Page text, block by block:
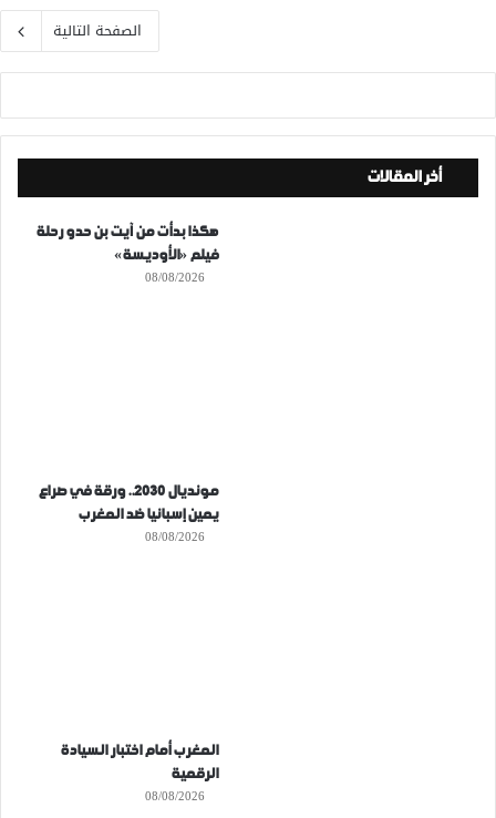
الصفحة التالية
أخر المقالات
هكذا بدأت من آيت بن حدو رحلة
فيلم «الأوديسة»
08/08/2026
مونديال 2030.. ورقة في صراع
يمين إسبانيا ضد المغرب
08/08/2026
المغرب أمام اختبار السيادة
الرقمية
08/08/2026